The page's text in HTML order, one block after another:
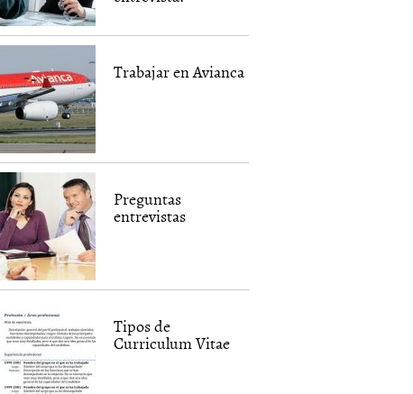
Trabajar en Avianca
Preguntas
entrevistas
Tipos de
Curriculum Vitae